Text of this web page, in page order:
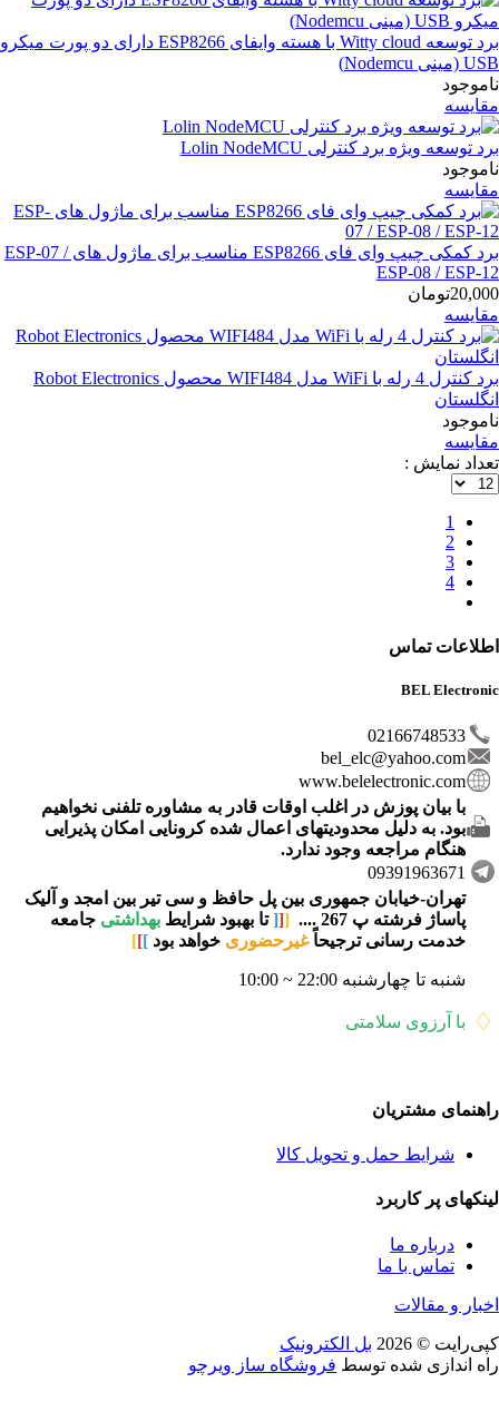
برد توسعه Witty cloud با هسته وایفای ESP8266 دارای دو پورت میکرو
USB (مینی Nodemcu)
ناموجود
مقایسه
برد توسعه ویژه برد کنترلی Lolin NodeMCU
ناموجود
مقایسه
برد کمکی چیپ وای فای ESP8266 مناسب برای ماژول های ESP-07 /
ESP-08 / ESP-12
20,000تومان
مقایسه
برد کنترل 4 رله با WiFi مدل WIFI484 محصول Robot Electronics
انگلستان
ناموجود
مقایسه
تعداد نمایش :
1
2
3
4
اطلاعات تماس
BEL Electronic
02166748533
bel_elc@yahoo.com
www.belelectronic.com
با بیان پوزش در اغلب اوقات قادر به مشاوره تلفنی نخواهیم
بود. به دلیل محدودیتهای اعمال شده کرونایی امکان پذیرایی
هنگام مراجعه وجود ندارد.
09391963671
تهران-خیابان جمهوری بین پل حافظ و سی تیر بین امجد و آلیک
پاساژ فرشته پ 267 ....
[
[
[تا بهبود شرایط بهداشتی جامعه
خدمت رسانی ترجیحاًغیرحضوری خواهد بود ]
]
]
شنبه تا چهارشنبه 22:00 ~ 10:00
♢ با آرزوی سلامتی
راهنمای مشتریان
شرایط حمل و تحویل کالا
لینکهای پر کاربرد
درباره ما
تماس با ما
اخبار و مقالات
کپی‌رایت © 2026
بل الکترونیک
راه اندازی شده توسط فروشگاه ساز ویرچو